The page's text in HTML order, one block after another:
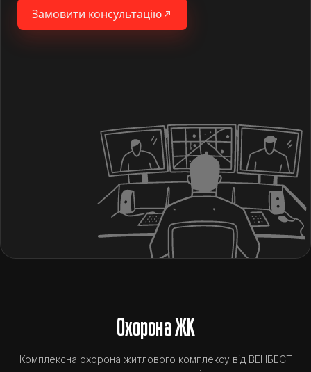
Замовити консультацію
Охорона ЖК
Комплексна охорона житлового комплексу від ВЕНБЕСТ